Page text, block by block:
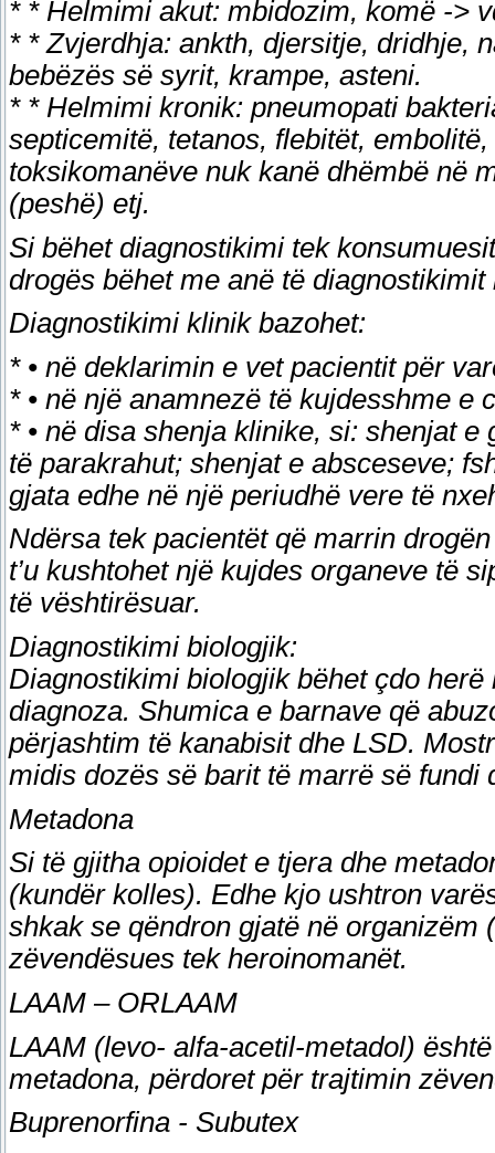
* * Helmimi akut: mbidozim, komë ->
* * Zvjerdhja: ankth, djersitje, dridhje,
bebëzës së syrit, krampe, asteni.
* * Helmimi kronik: pneumopati
septicemitë, tetanos, flebitët,
toksikomanëve nuk kanë dhëmbë në
(peshë) etj.
Si bëhet diagnostikimi tek
drogës bëhet me anë të
Diagnostikimi klinik bazohet:
* • në deklarimin e vet pacientit për
* • në një anamnezë të kujdesshme
* • në disa shenja klinike, si: shenjat
të parakrahut; shenjat e absceseve;
gjata edhe në një periudhë vere të
Ndërsa tek pacientët që marrin
t’u kushtohet një kujdes organeve të
të vështirësuar.
Diagnostikimi biologjik:
Diagnostikimi biologjik bëhet çdo
diagnoza. Shumica e barnave që
përjashtim të kanabisit dhe LSD.
midis dozës së barit të marrë së
Metadona
Si të gjitha opioidet e tjera dhe
(kundër kolles). Edhe kjo ushtron
shkak se qëndron gjatë në
zëvendësues tek heroinomanët.
LAAM – ORLAAM
LAAM (levo- alfa-acetil-metadol)
metadona, përdoret për trajtimin
Buprenorfina - Subutex